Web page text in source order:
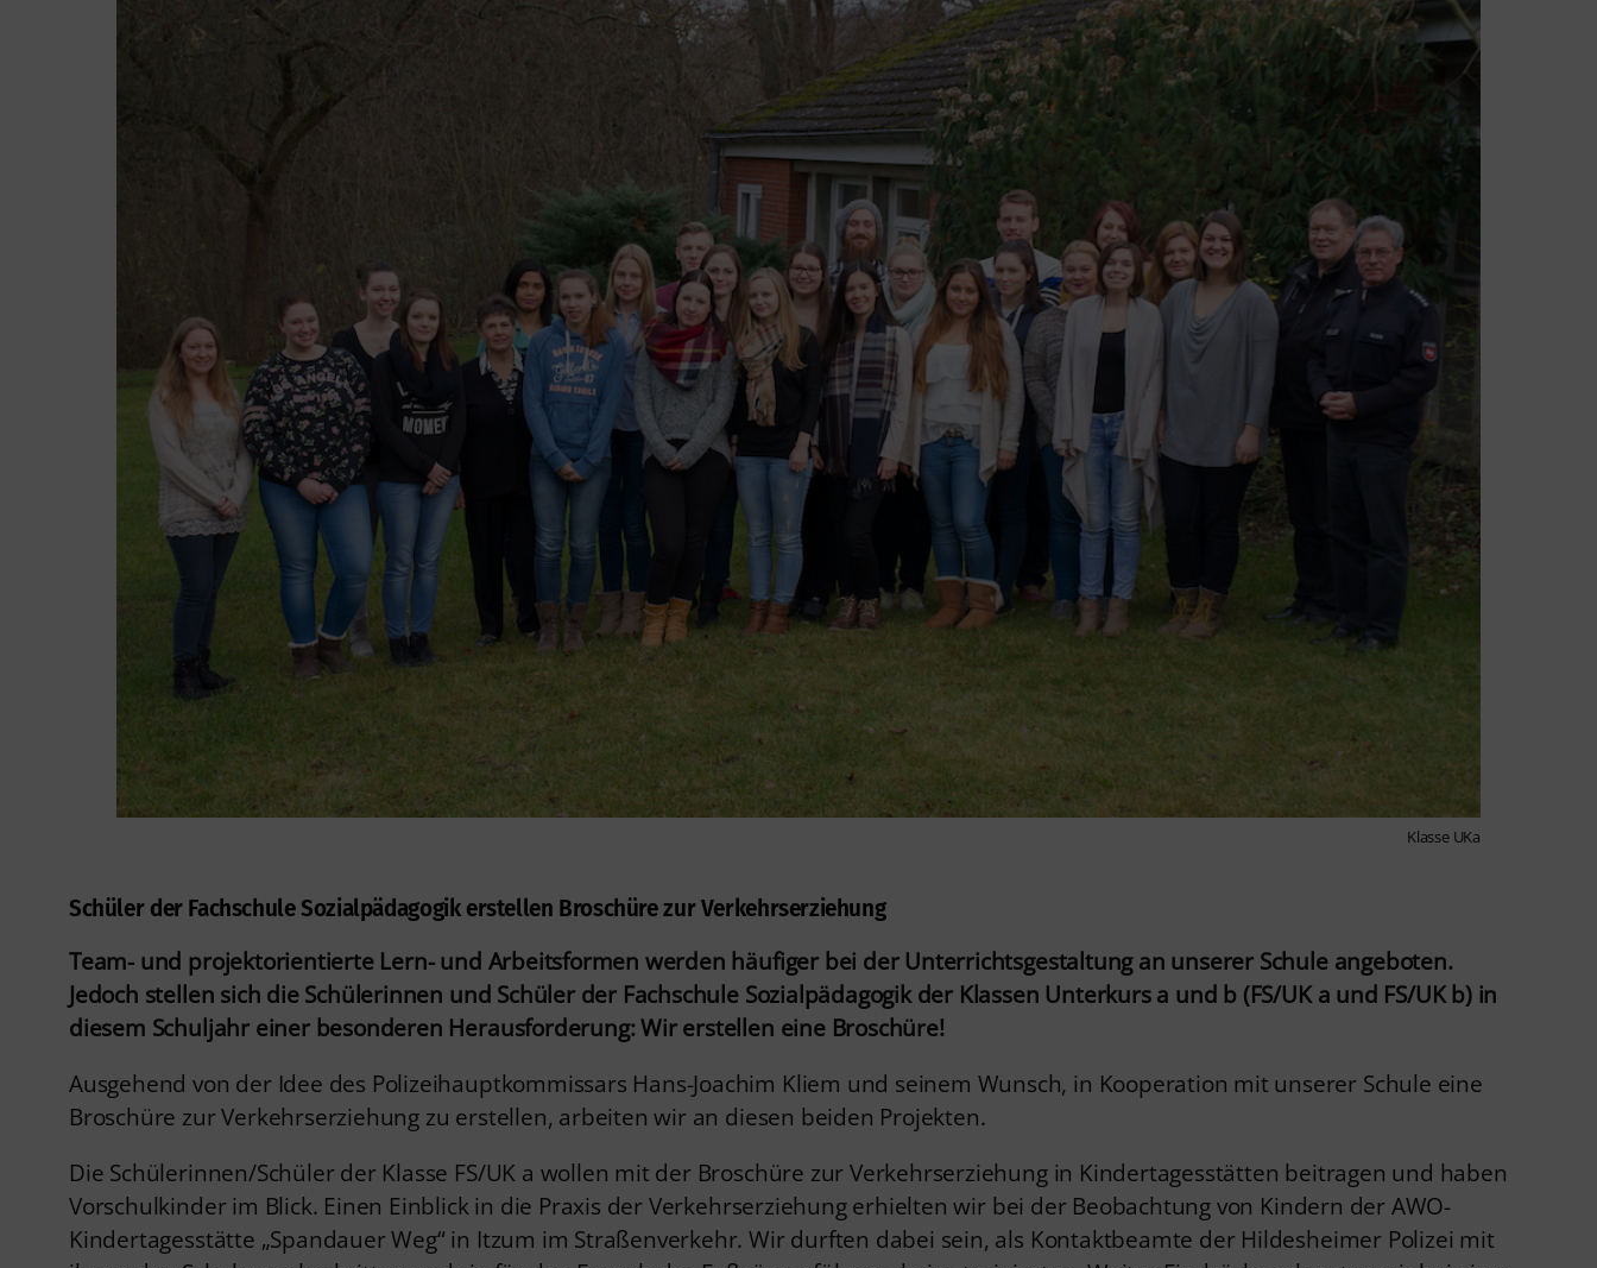
Klasse UKa
Schüler der Fachschule Sozialpädagogik erstellen Broschüre zur Verkehrserziehung
Team- und projektorientierte Lern- und Arbeitsformen werden häufiger bei der Unterrichtsgestaltung an unserer Schule angeboten.
Jedoch stellen sich die Schülerinnen und Schüler der Fachschule Sozialpädagogik der Klassen Unterkurs a und b (FS/UK a und FS/UK b) in
diesem Schuljahr einer besonderen Herausforderung: Wir erstellen eine Broschüre!
Ausgehend von der Idee des Polizeihauptkommissars Hans-Joachim Kliem und seinem Wunsch, in Kooperation mit unserer Schule eine
Broschüre zur Verkehrserziehung zu erstellen, arbeiten wir an diesen beiden Projekten.
Die Schülerinnen/Schüler der Klasse FS/UK a wollen mit der Broschüre zur Verkehrserziehung in Kindertagesstätten beitragen und haben
Vorschulkinder im Blick. Einen Einblick in die Praxis der Verkehrserziehung erhielten wir bei der Beobachtung von Kindern der AWO-
Kindertagesstätte „Spandauer Weg“ in Itzum im Straßenverkehr. Wir durften dabei sein, als Kontaktbeamte der Hildesheimer Polizei mit